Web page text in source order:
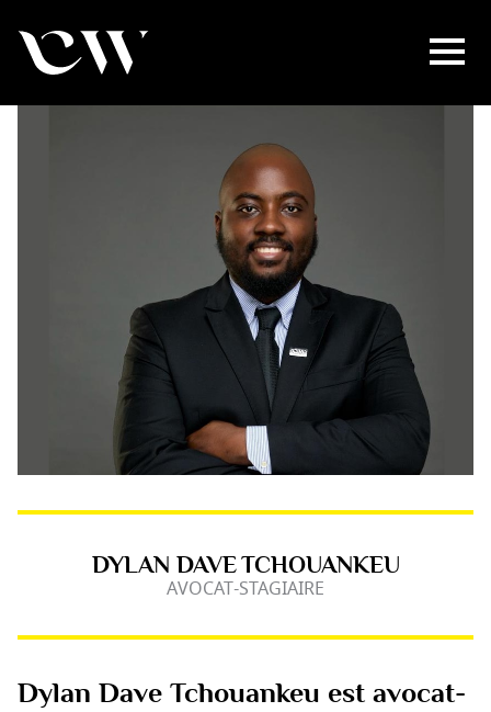
DYLAN DAVE TCHOUANKEU
AVOCAT-STAGIAIRE
Dylan Dave Tchouankeu est avocat-